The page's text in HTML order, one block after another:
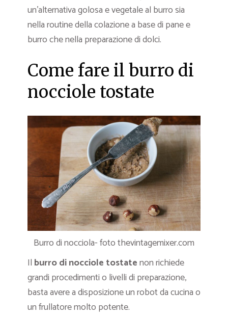
un’alternativa golosa e vegetale al burro sia
nella routine della colazione a base di pane e
burro che nella preparazione di dolci.
Come fare il burro di
nocciole tostate
Burro di nocciola- foto thevintagemixer.com
Il burro di nocciole tostatenon richiede
grandi procedimenti o livelli di preparazione,
basta avere a disposizione un robot da cucina o
un frullatore molto potente.